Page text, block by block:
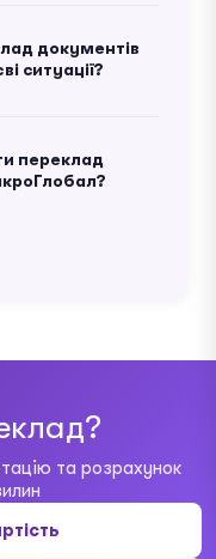
документів
ситуації?
переклад
та розрахунок